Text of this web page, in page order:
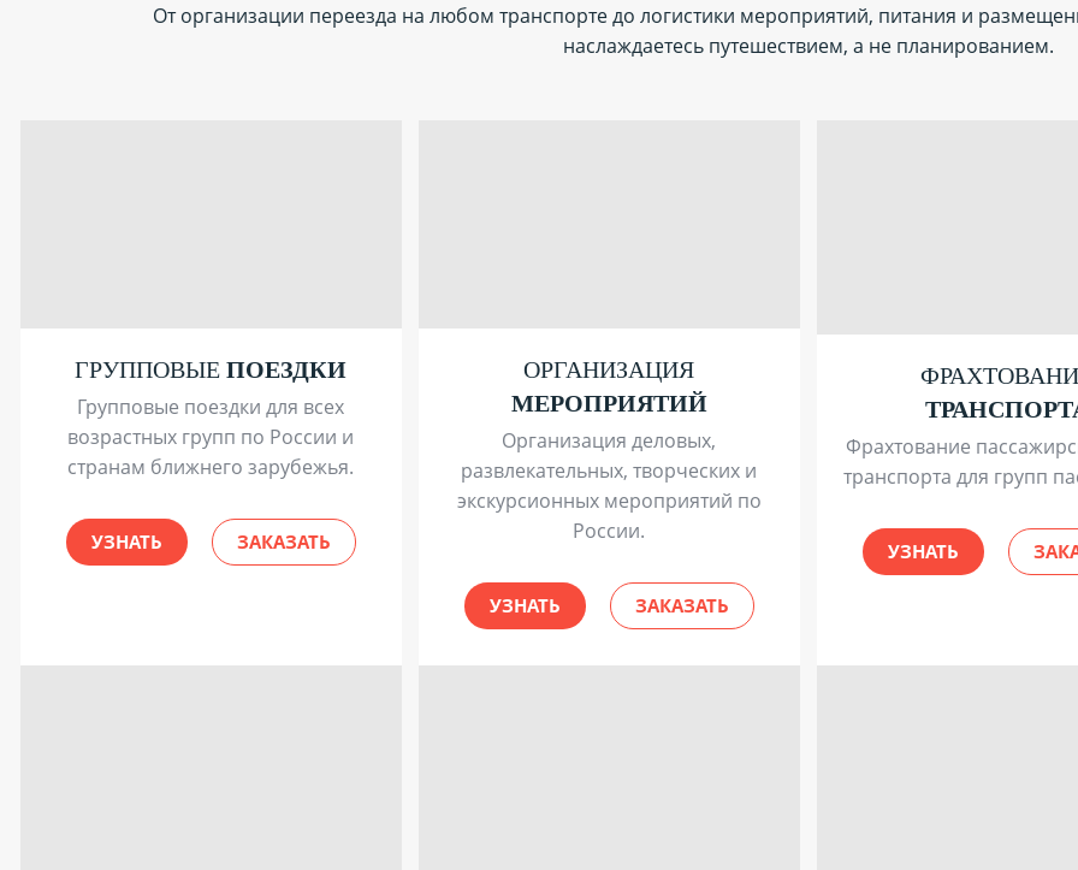
От организации переезда на любом транспорте до логистики мероприятий, питания и
наслаждаетесь путешествием, а не планированием.
ГРУППОВЫЕПОЕЗДКИ
Групповые поездки для всех
возрастных групп по России и
странам ближнего зарубежья.
УЗНАТЬ ЗАКАЗАТЬ
ОРГАНИЗАЦИЯ
МЕРОПРИЯТИЙ
Организация деловых,
развлекательных, творческих и
экскурсионных мероприятий по
России.
УЗНАТЬ ЗАКАЗАТЬ
Фрахтование
транспорта для групп
УЗНАТЬ